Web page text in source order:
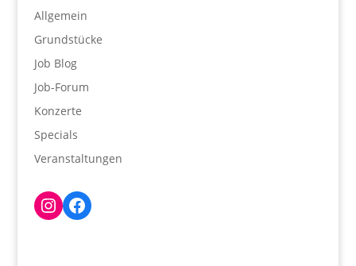
Allgemein
Grundstücke
Job Blog
Job-Forum
Konzerte
Specials
Veranstaltungen
Instagram
Facebook